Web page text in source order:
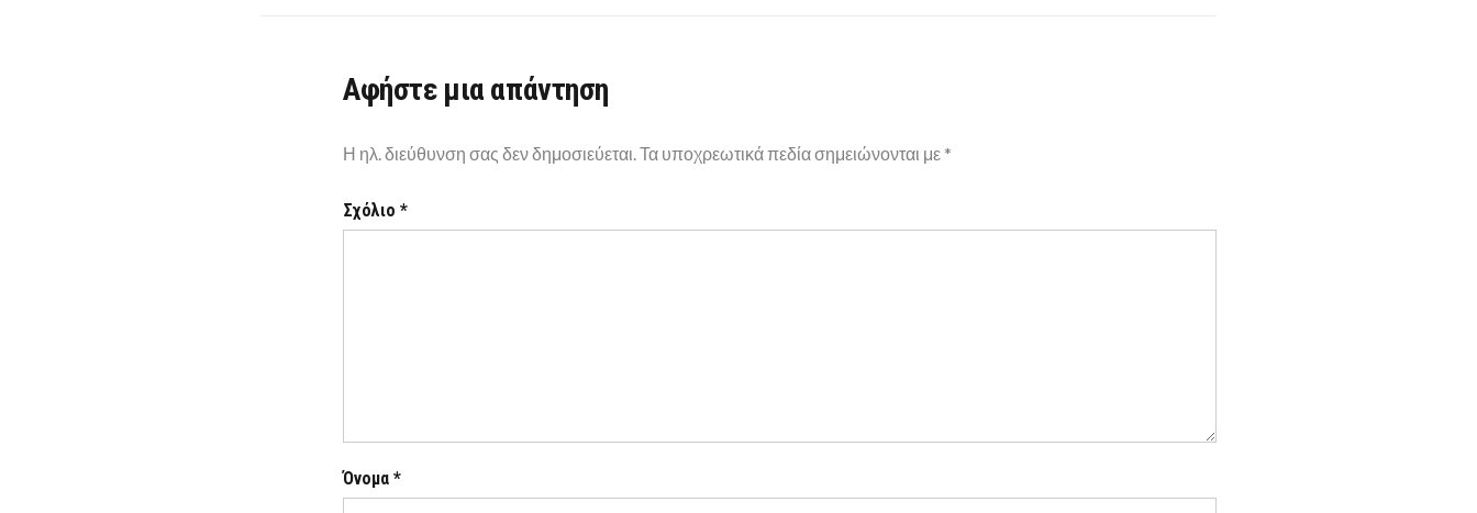
Αφήστε μια απάντηση
Η ηλ. διεύθυνση σας δεν δημοσιεύεται. Τα υποχρεωτικά πεδία σημειώνονται με *
Σχόλιο *
Όνομα *